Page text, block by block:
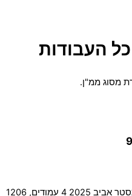
העבודות
מסוג ממ"ן.
ממ"ן 13- מבוא ללימודי תקשורת סמסטר אביב 2025 4 עמודים, 1206